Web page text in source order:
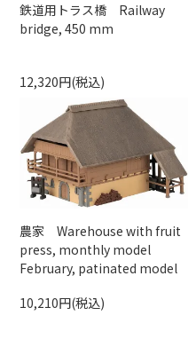
鉄道用トラス橋 Railway
bridge, 450 mm
12,320円(税込)
農家 Warehouse with fruit
press, monthly model
February, patinated model
10,210円(税込)